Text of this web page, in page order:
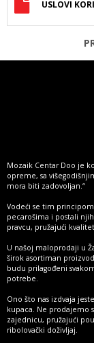
USLOVI
Mozaik Centar Doo je
opreme, sa
mora biti zadovoljan.“
Vodeći se tim
pecarošima i postali
pravcu, pružajući
U našoj maloprodaji u
širok asortiman
budu prilagođeni
potrebe.
Ono što nas izdvaja
kupaca. Ne prodajemo
zajednicu, pružajući
ribolovački doživljaj.